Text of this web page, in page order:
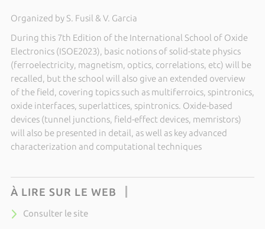
Organized by S. Fusil & V. Garcia
During this 7th Edition of the International School of Oxide
Electronics (ISOE2023), basic notions of solid-state physics
(ferroelectricity, magnetism, optics, correlations, etc) will be
recalled, but the school will also give an extended overview
of the field, covering topics such as multiferroics, spintronics,
oxide interfaces, superlattices, spintronics. Oxide-based
devices (tunnel junctions, field-effect devices, memristors)
will also be presented in detail, as well as key advanced
characterization and computational techniques
À LIRE SUR LE WEB
Consulter le site